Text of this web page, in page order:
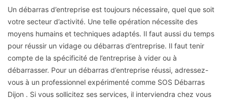
Un débarras d’entreprise est toujours nécessaire, quel que soit
votre secteur d’activité. Une telle opération nécessite des
moyens humains et techniques adaptés. Il faut aussi du temps
pour réussir un vidage ou débarras d’entreprise. Il faut tenir
compte de la spécificité de l’entreprise à vider ou à
débarrasser. Pour un débarras d’entreprise réussi, adressez-
vous à un professionnel expérimenté comme SOS Débarras
Dijon . Si vous sollicitez ses services, il interviendra chez vous